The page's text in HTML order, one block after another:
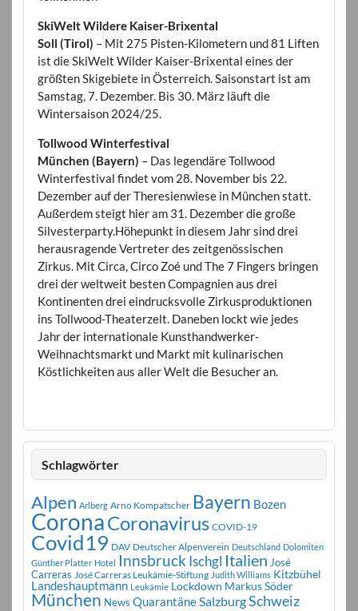
SkiWelt Wildere Kaiser-Brixental
Soll (Tirol) – Mit 275 Pisten-Kilometern und 81 Liften
ist die SkiWelt Wilder Kaiser-Brixental eines der
größten Skigebiete in Österreich. Saisonstart ist am
Samstag, 7. Dezember. Bis 30. März läuft die
Wintersaison 2024/25.
Tollwood Winterfestival
München (Bayern) – Das legendäre Tollwood
Winterfestival findet vom 28. November bis 22.
Dezember auf der Theresienwiese in München statt.
Außerdem steigt hier am 31. Dezember die große
Silvesterparty.Höhepunkt in diesem Jahr sind drei
herausragende Vertreter des zeitgenössischen
Zirkus. Mit Circa, Circo Zoé und The 7 Fingers bringen
drei der weltweit besten Compagnien aus drei
Kontinenten drei eindrucksvolle Zirkusproduktionen
ins Tollwood-Theaterzelt. Daneben lockt wie jedes
Jahr der internationale Kunsthandwerker-
Weihnachtsmarkt und Markt mit kulinarischen
Köstlichkeiten aus aller Welt die Besucher an.
Schlagwörter
Alpen Arlberg Arno Kompatscher Bayern Bozen
CoronaCoronavirus COVID-19
Covid19 DAV Deutscher Alpenverein Deutschland Dolomiten
Günther Platter Hotel Innsbruck Ischgl Italien José
Carreras José Carreras Leukämie-Stiftung Judith Williams Kitzbühel
Landeshauptmann Leukämie Lockdown Markus Söder
München News Quarantäne SalzburgSchweiz